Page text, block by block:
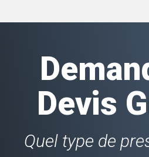
Devis
Quel type de